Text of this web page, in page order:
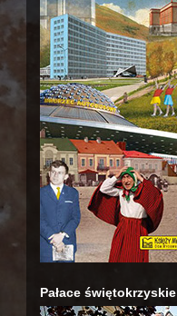
Pałace świętokrzyskie